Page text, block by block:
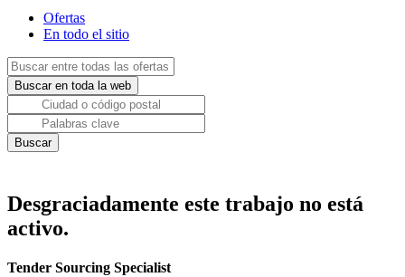
Ofertas
En todo el sitio
Desgraciadamente este trabajo no está
activo.
Tender Sourcing Specialist